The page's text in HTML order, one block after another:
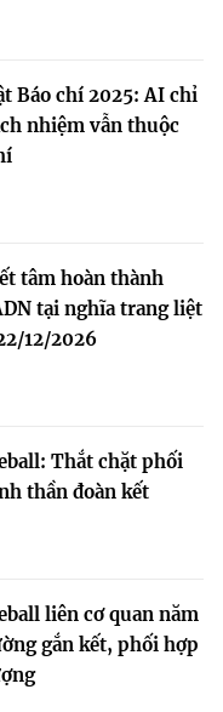
Báo chí 2025: AI chỉ
nhiệm vẫn thuộc
tâm hoàn thành
tại nghĩa trang liệt
12/2026
Thắt chặt phối
thần đoàn kết
liên cơ quan năm
gắn kết, phối hợp